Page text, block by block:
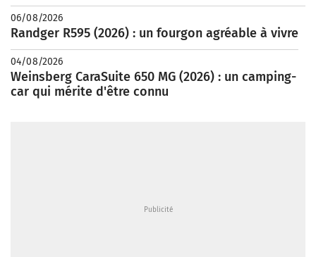
06/08/2026
Randger R595 (2026) : un fourgon agréable à vivre
04/08/2026
Weinsberg CaraSuite 650 MG (2026) : un camping-
car qui mérite d'être connu